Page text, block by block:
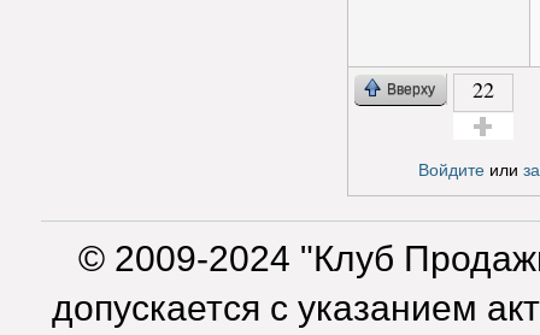
Вверху 22
Войдитеили
© 2009-2024 "Клуб
допускается с указанием